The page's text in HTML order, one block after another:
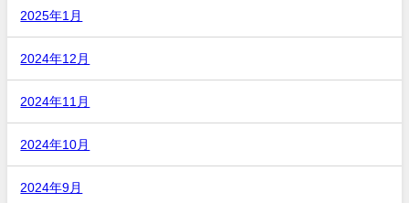
2025年1月
2024年12月
2024年11月
2024年10月
2024年9月